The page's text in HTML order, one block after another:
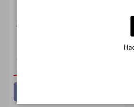
192 титаниеви игли 2.0мм
€ 9.97 (19.50 лв.)
€ 12.53 (24.51 лв.)